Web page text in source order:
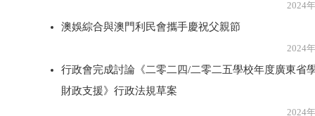
2024年6月14
澳娛綜合與澳門利民會攜手慶祝父親節
2024年6月14
行政會完成討論《二零二四/二零二五學校年度廣東省
財政支援》行政法規草案
2024年6月14